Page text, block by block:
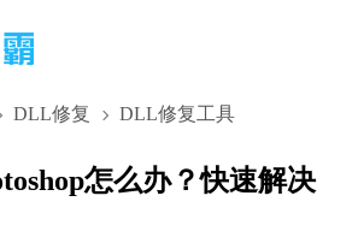
DLL修复 DLL修复工具
怎么办？快速解决